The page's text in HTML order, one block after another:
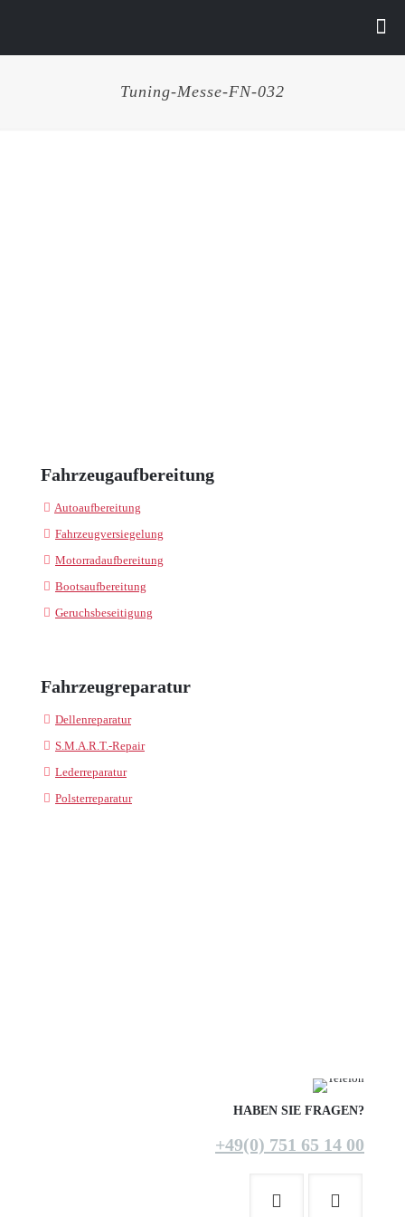
Tuning-Messe-FN-032
Fahrzeugaufbereitung
Autoaufbereitung
Fahrzeugversiegelung
Motorradaufbereitung
Bootsaufbereitung
Geruchsbeseitigung
Fahrzeugreparatur
Dellenreparatur
S.M.A.R.T.-Repair
Lederreparatur
Polsterreparatur
HABEN SIE FRAGEN?
+49(0) 751 65 14 00